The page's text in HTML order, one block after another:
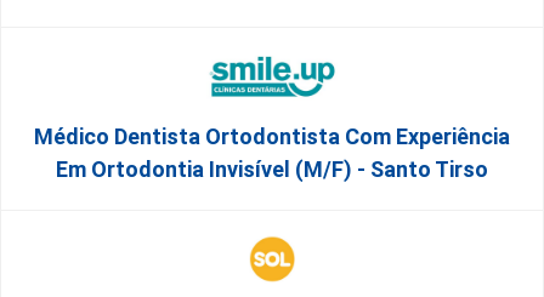
Médico Dentista Ortodontista Com Experiência
Em Ortodontia Invisível (M/F) - Santo Tirso